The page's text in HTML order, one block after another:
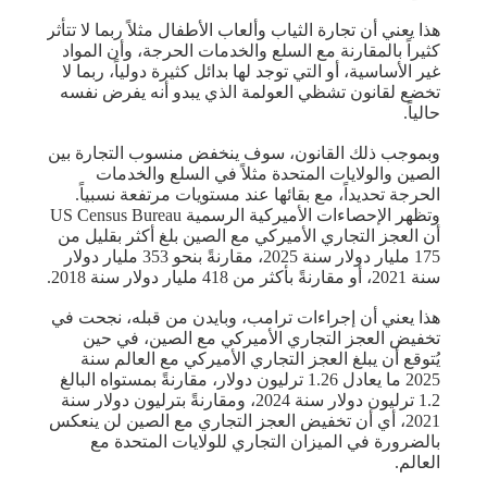
هذا يعني أن تجارة الثياب وألعاب الأطفال مثلاً ربما لا تتأثر
كثيراً بالمقارنة مع السلع والخدمات الحرجة، وأن المواد
غير الأساسية، أو التي توجد لها بدائل كثيرة دولياً، ربما لا
تخضع لقانون تشظي العولمة الذي يبدو أنه يفرض نفسه
حالياً.
وبموجب ذلك القانون، سوف ينخفض منسوب التجارة بين
الصين والولايات المتحدة مثلاً في السلع والخدمات
الحرجة تحديداً، مع بقائها عند مستويات مرتفعة نسبياً.
وتظهر الإحصاءات الأميركية الرسمية US Census Bureau
أن العجز التجاري الأميركي مع الصين بلغ أكثر بقليل من
175 مليار دولار سنة 2025، مقارنةً بنحو 353 مليار دولار
سنة 2021، أو مقارنةً بأكثر من 418 مليار دولار سنة 2018.
هذا يعني أن إجراءات ترامب، وبايدن من قبله، نجحت في
تخفيض العجز التجاري الأميركي مع الصين، في حين
يُتوقع أن يبلغ العجز التجاري الأميركي مع العالم سنة
2025 ما يعادل 1.26 ترليون دولار، مقارنةً بمستواه البالغ
1.2 ترليون دولار سنة 2024، ومقارنةً بترليون دولار سنة
2021، أي أن تخفيض العجز التجاري مع الصين لن ينعكس
بالضرورة في الميزان التجاري للولايات المتحدة مع
العالم.